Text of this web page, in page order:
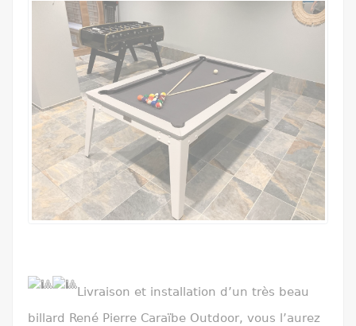
Livraison et installation d’un très beau
billard René Pierre Caraïbe Outdoor, vous l’aurez